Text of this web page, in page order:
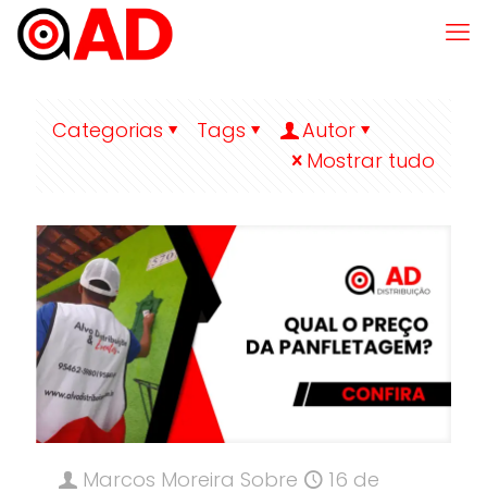
Categorias Tags
Autor
Mostrar tudo
Marcos Moreira Sobre
16 de